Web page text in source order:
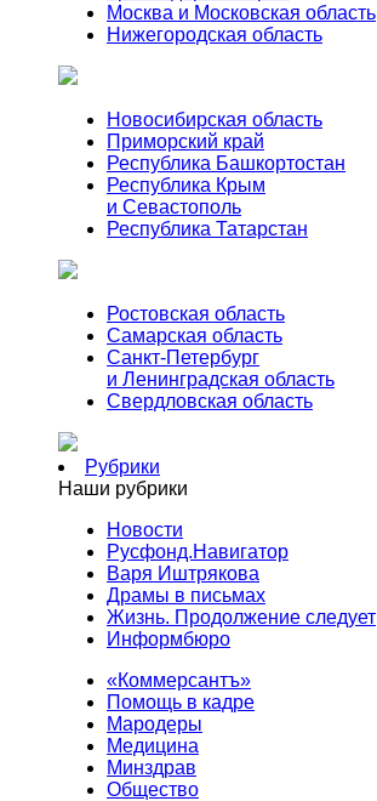
Москва и Московская область
Нижегородская область
Новосибирская область
Приморский край
Республика Башкортостан
Республика Крым
и Севастополь
Республика Татарстан
Ростовская область
Самарская область
Санкт-Петербург
и Ленинградская область
Свердловская область
Рубрики
Наши рубрики
Новости
Русфонд.Навигатор
Варя Иштрякова
Драмы в письмах
Жизнь. Продолжение следует
Информбюро
«Коммерсантъ»
Помощь в кадре
Мародеры
Медицина
Минздрав
Общество